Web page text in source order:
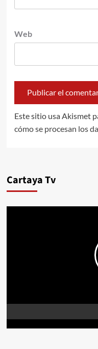
Web
Este sitio usa Akismet
cómo se procesan los
Cartaya Tv